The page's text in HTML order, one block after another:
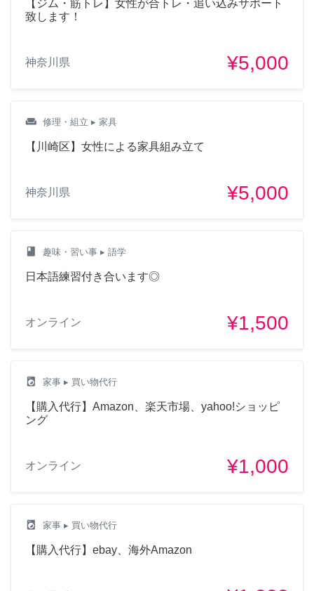
【ジム・筋トレ】女性が合トレ・追い込みサポート
致します！
神奈川県 ¥5,000
weekend 修理・組立 ▸ 家具
【川崎区】女性による家具組み立て
神奈川県 ¥5,000
class 趣味・習い事 ▸ 語学
日本語練習付き合います◎
オンライン ¥1,500
local_laundry_service 家事 ▸ 買い物代行
【購入代行】Amazon、楽天市場、yahoo!ショッピ
ング
オンライン ¥1,000
local_laundry_service 家事 ▸ 買い物代行
【購入代行】ebay、海外Amazon